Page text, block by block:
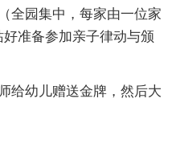
全园集中，每家由一位家
准备参加亲子律动与颁
给幼儿赠送金牌，然后大